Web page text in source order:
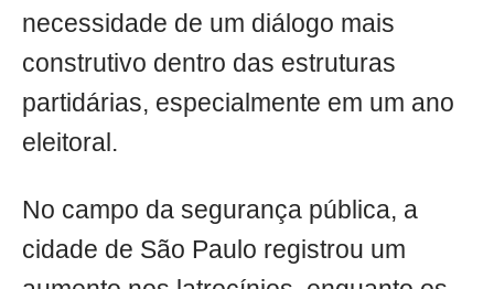
necessidade de um diálogo mais
construtivo dentro das estruturas
partidárias, especialmente em um ano
eleitoral.
No campo da segurança pública, a
cidade de São Paulo registrou um